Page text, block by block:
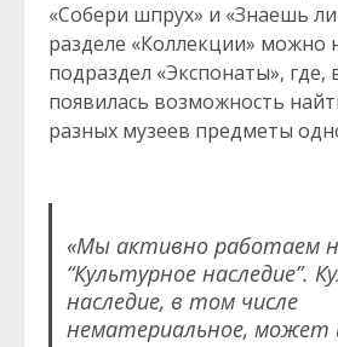
«Собери шпрух» и «Знаешь ли
разделе «Коллекции» можно
подраздел «Экспонаты», где,
появилась возможность
разных музеев предметы
«Мы активно работаем
“Культурное наследие”.
наследие, в том числе
нематериальное, может